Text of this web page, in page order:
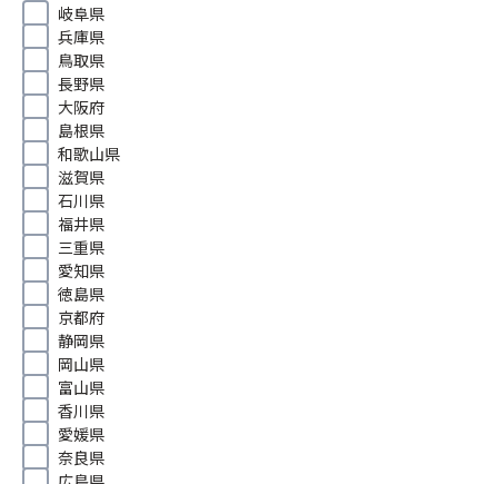
岐阜県
兵庫県
鳥取県
長野県
大阪府
島根県
和歌山県
滋賀県
石川県
福井県
三重県
愛知県
徳島県
京都府
静岡県
岡山県
富山県
香川県
愛媛県
奈良県